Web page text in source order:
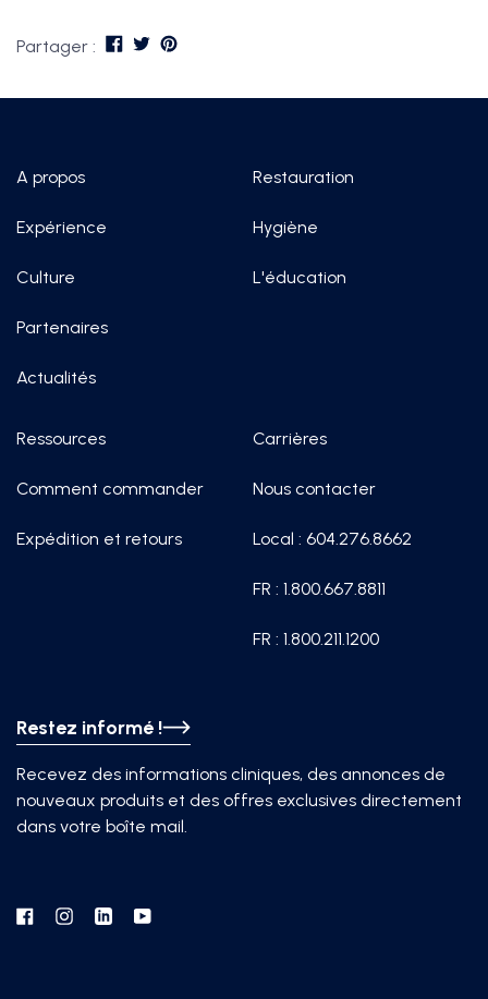
Partager :
Restez informé !
Recevez des informations cliniques, des annonces de
nouveaux produits et des offres exclusives directement
dans votre boîte mail.
Facebook
Instagram
LinkedinYouTube
A propos
Expérience
Culture
Partenaires
Actualités
Restauration
Hygiène
L'éducation
Ressources
Comment commander
Expédition et retours
Carrières
Nous contacter
Local : 604.276.8662
FR : 1.800.667.8811
FR : 1.800.211.1200